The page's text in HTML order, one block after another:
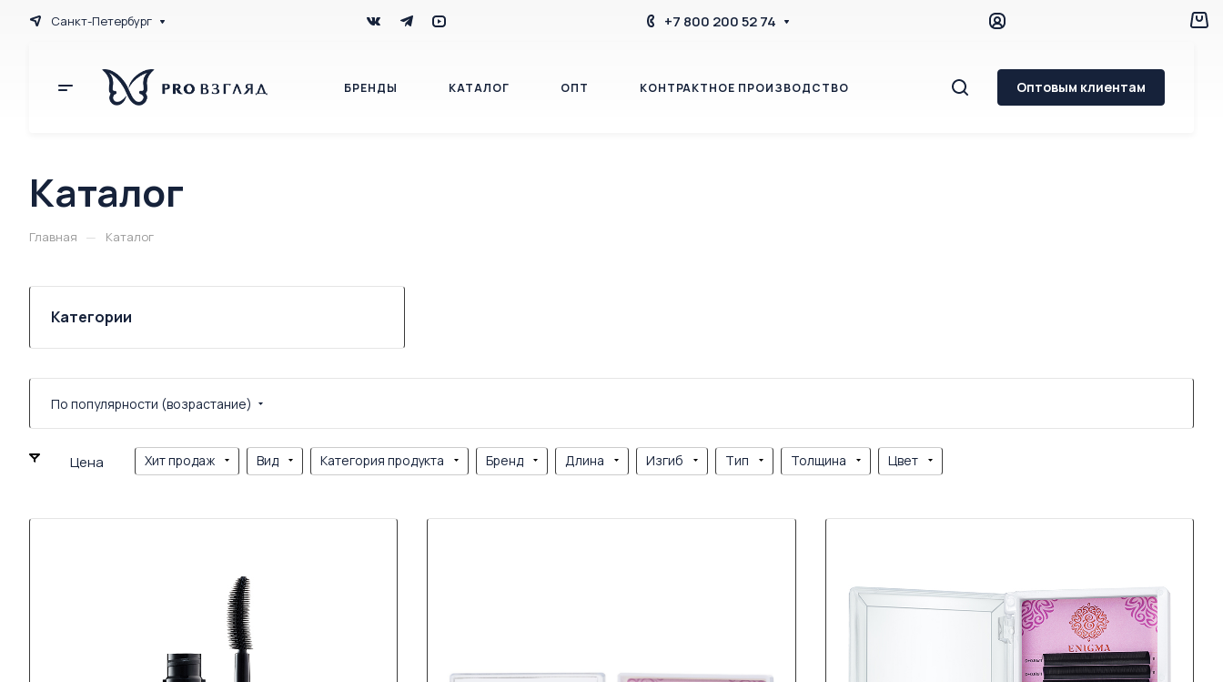
Санкт-Петербург +7 800 200 52 74
БРЕНДЫ КАТАЛОГ ОПТ КОНТРАКТНОЕ ПРОИЗВОДСТВО Оптовым клиентам
Каталог
Главная — Каталог
Категории
По популярности (возрастание)
Цена Хит продаж Вид Категория продукта Бренд Длина Изгиб Тип Толщина Цвет